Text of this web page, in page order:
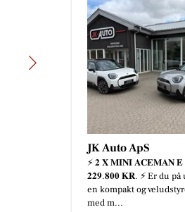
JK Auto ApS
⚡️ 𝟐 𝐗 𝐌𝐈𝐍𝐈 𝐀𝐂𝐄𝐌𝐀𝐍
𝟐𝟐𝟗.𝟖𝟎𝟎 𝐊𝐑. ⚡️ Er du
en kompakt og
med m...